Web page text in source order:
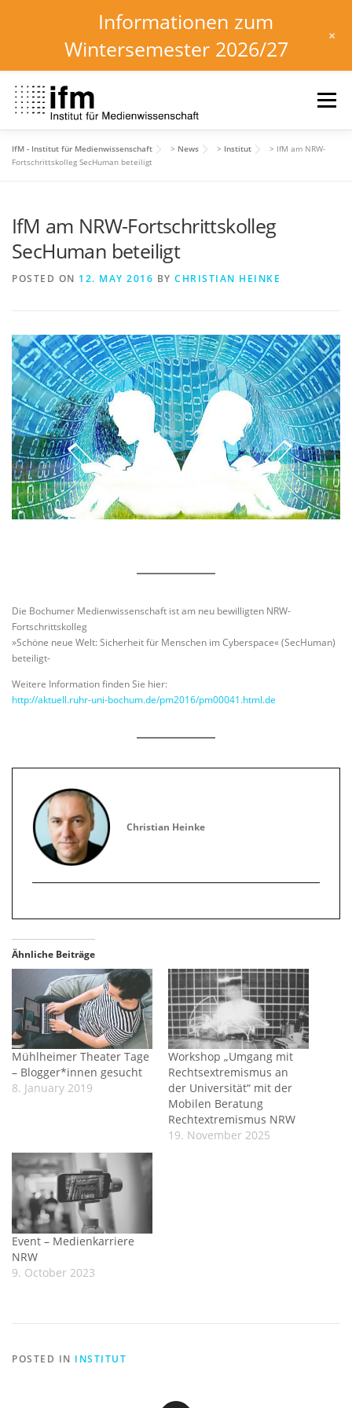
content
Menu
HOME NEWS KALENDER
INSTITUT FORSCHUNG DOWNLOADS
IfM - Institut für Medienwissenschaft > News > Institut > IfM am NRW-
Fortschrittskolleg SecHuman beteiligt
IfM am NRW-Fortschrittskolleg
SecHuman beteiligt
POSTED ON 12. MAY 2016 BY CHRISTIAN HEINKE
Die Bochumer Medienwissenschaft ist am neu bewilligten NRW-
Fortschrittskolleg
»Schöne neue Welt: Sicherheit für Menschen im Cyberspace« (SecHuman)
beteiligt-
Weitere Information finden Sie hier:
http://aktuell.ruhr-uni-bochum.de/pm2016/pm00041.html.de
Christian Heinke
Ähnliche Beiträge
Mühlheimer Theater Tage
– Blogger*innen gesucht
8. January 2019
Workshop „Umgang mit
Rechtsextremismus an
der Universität“ mit der
Mobilen Beratung
Rechtextremismus NRW
19. November 2025
Event – Medienkarriere
NRW
9. October 2023
POSTED IN INSTITUT
Informationen zum
Wintersemester 2026/27
+